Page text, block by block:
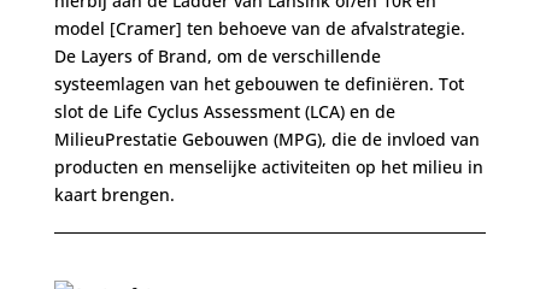
model [Cramer] ten behoeve van de afvalstrategie.
De Layers of Brand, om de verschillende
systeemlagen van het gebouwen te definiëren. Tot
slot de Life Cyclus Assessment (LCA) en de
MilieuPrestatie Gebouwen (MPG), die de invloed van
producten en menselijke activiteiten op het milieu in
kaart brengen.